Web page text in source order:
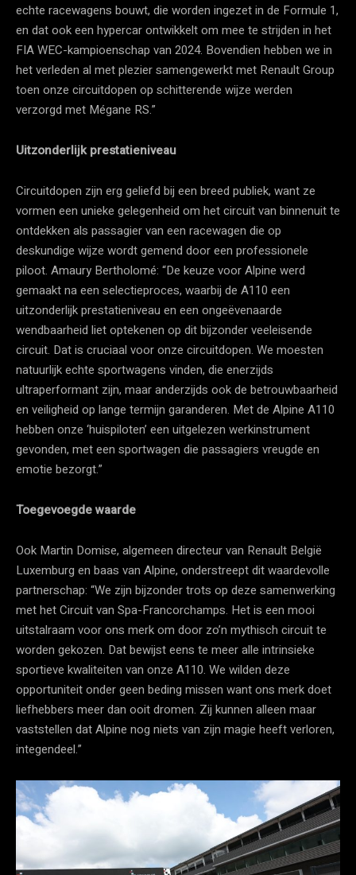
echte racewagens bouwt, die worden ingezet in de Formule 1,
en dat ook een hypercar ontwikkelt om mee te strijden in het
FIA WEC-kampioenschap van 2024. Bovendien hebben we in
het verleden al met plezier samengewerkt met Renault Group
toen onze circuitdopen op schitterende wijze werden
verzorgd met Mégane RS.”
Uitzonderlijk prestatieniveau
Circuitdopen zijn erg geliefd bij een breed publiek, want ze
vormen een unieke gelegenheid om het circuit van binnenuit te
ontdekken als passagier van een racewagen die op
deskundige wijze wordt gemend door een professionele
piloot. Amaury Bertholomé: “De keuze voor Alpine werd
gemaakt na een selectieproces, waarbij de A110 een
uitzonderlijk prestatieniveau en een ongeëvenaarde
wendbaarheid liet optekenen op dit bijzonder veeleisende
circuit. Dat is cruciaal voor onze circuitdopen. We moesten
natuurlijk echte sportwagens vinden, die enerzijds
ultraperformant zijn, maar anderzijds ook de betrouwbaarheid
en veiligheid op lange termijn garanderen. Met de Alpine A110
hebben onze ‘huispiloten’ een uitgelezen werkinstrument
gevonden, met een sportwagen die passagiers vreugde en
emotie bezorgt.”
Toegevoegde waarde
Ook Martin Domise, algemeen directeur van Renault België
Luxemburg en baas van Alpine, onderstreept dit waardevolle
partnerschap: “We zijn bijzonder trots op deze samenwerking
met het Circuit van Spa-Francorchamps. Het is een mooi
uitstalraam voor ons merk om door zo’n mythisch circuit te
worden gekozen. Dat bewijst eens te meer alle intrinsieke
sportieve kwaliteiten van onze A110. We wilden deze
opportuniteit onder geen beding missen want ons merk doet
liefhebbers meer dan ooit dromen. Zij kunnen alleen maar
vaststellen dat Alpine nog niets van zijn magie heeft verloren,
integendeel.”